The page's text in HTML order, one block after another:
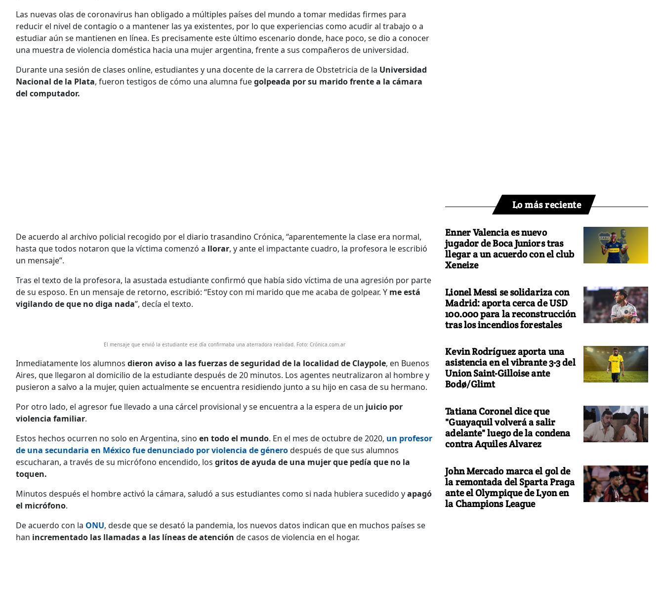
Las nuevas olas de coronavirus han obligado a múltiples países del mundo a tomar medidas firmes para
reducir el nivel de contagio o a mantener las ya existentes, por lo que experiencias como acudir al trabajo o a
estudiar aún se mantienen en línea. Es precisamente este último escenario donde, hace poco, se dio a conocer
una muestra de violencia doméstica hacia una mujer argentina, frente a sus compañeros de universidad.
Durante una sesión de clases online, estudiantes y una docente de la carrera de Obstetricia de la Universidad
Nacional de la Plata, fueron testigos de cómo una alumna fuegolpeada por su marido frente a la cámara
del computador.
De acuerdo al archivo policial recogido por el diario trasandino Crónica, “aparentemente la clase era normal,
hasta que todos notaron que la víctima comenzó a llorar, y ante el impactante cuadro, la profesora le escribió
un mensaje”.
Tras el texto de la profesora, la asustada estudiante confirmó que había sido víctima de una agresión por parte
de su esposo. En un mensaje de retorno, escribió: “Estoy con mi marido que me acaba de golpear. Y me está
vigilando de que no diga nada”, decía el texto.
El mensaje que envió la estudiante ese día confirmaba una aterradora realidad. Foto: Crónica.com.ar
Inmediatamente los alumnos dieron aviso a las fuerzas de seguridad de la localidad de Claypole, en Buenos
Aires, que llegaron al domicilio de la estudiante después de 20 minutos. Los agentes neutralizaron al hombre y
pusieron a salvo a la mujer, quien actualmente se encuentra residiendo junto a su hijo en casa de su hermano.
Por otro lado, el agresor fue llevado a una cárcel provisional y se encuentra a la espera de un juicio por
violencia familiar.
Estos hechos ocurren no solo en Argentina, sino en todo el mundo. En el mes de octubre de 2020, un profesor
de una secundaria en México fue denunciado por violencia de génerodespués de que sus alumnos
escucharan, a través de su micrófono encendido, los gritos de ayuda de una mujer que pedía que no la
toquen.
Minutos después el hombre activó la cámara, saludó a sus estudiantes como si nada hubiera sucedido yapagó
el micrófono.
De acuerdo con la ONU, desde que se desató la pandemia, los nuevos datos indican que en muchos países se
han incrementado las llamadas a las líneas de atención de casos de violencia en el hogar.
Lo más reciente
Enner Valencia es nuevo
jugador de Boca Juniors tras
llegar a un acuerdo con el club
Xeneize
Lionel Messi se solidariza con
Madrid: aporta cerca de USD
100.000 para la reconstrucción
tras los incendios forestales
Kevin Rodríguez aporta una
asistencia en el vibrante 3-3 del
Union Saint-Gilloise ante
Bodø/Glimt
Tatiana Coronel dice que
"Guayaquil volverá a salir
adelante" luego de la condena
contra Aquiles Alvarez
John Mercado marca el gol de
la remontada del Sparta Praga
ante el Olympique de Lyon en
la Champions League